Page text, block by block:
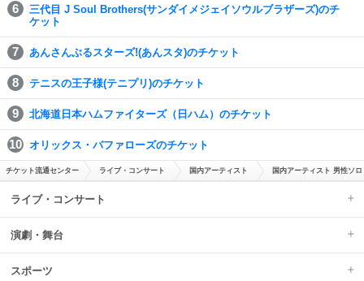
三代目 J Soul Brothers(サンダイメジェイソウルブラザーズ)のチ
ケット
あんさんぶるスターズ!(あんスタ)のチケット
テニスの王子様(テニプリ)のチケット
北海道日本ハムファイターズ（日ハム）のチケット
オリックス・バファローズのチケット
チケット流通センター ライブ・コンサート 国内アーティスト 国内アーティスト 男性ソロ
ライブ・コンサート
演劇・舞台
スポーツ